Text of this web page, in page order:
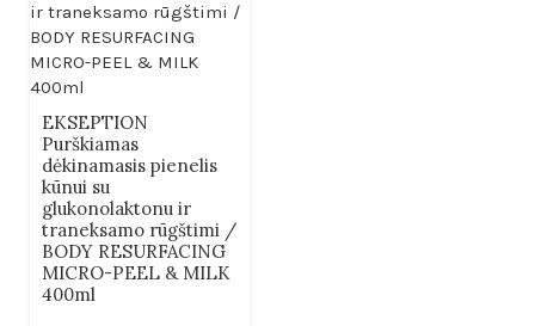
EKSEPTION
Purškiamas
dėkinamasis pienelis
kūnui su
glukonolaktonu ir
traneksamo rūgštimi /
BODY RESURFACING
MICRO-PEEL & MILK
400ml